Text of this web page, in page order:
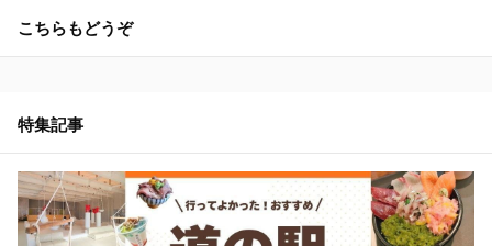
こちらもどうぞ
特集記事